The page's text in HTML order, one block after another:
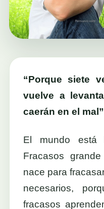
“Porque siete
vuelve a
caerán en el
El mundo está
Fracasos
nace para
necesarios,
fracasos